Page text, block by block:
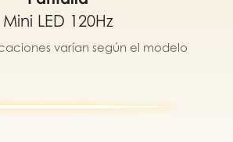
Mini LED 120Hz
varían según el modelo